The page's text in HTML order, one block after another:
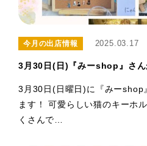
今月の出店情報 2025.03.17
3月30日(日)『みーshop』さん
3月30日(日曜日)に『みーshop
ます！ 可愛らしい猫のキーホ
くさんで…